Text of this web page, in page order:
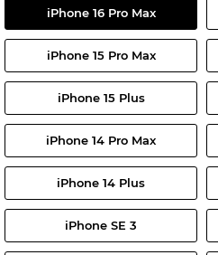
iPhone 16 Pro Max
iPhone 15 Pro Max
iPhone 15 Plus
iPhone 14 Pro Max
iPhone 14 Plus
iPhone SE 3